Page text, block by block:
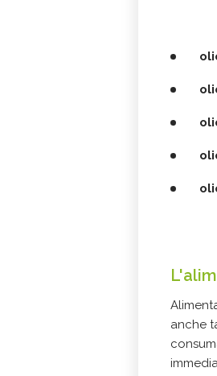
anche